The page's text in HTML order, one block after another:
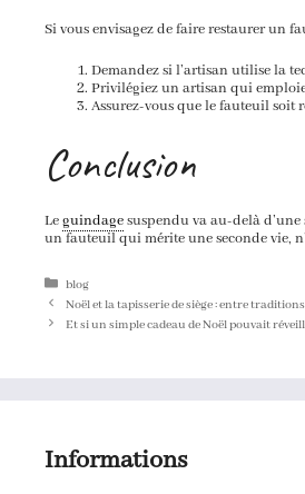
Si vous envisagez de faire restaurer un
Demandez si l’artisan utilise la
Privilégiez un artisan qui
Assurez-vous que le fauteuil soit
Conclusion
Leguindagesuspendu va au-delà
un fauteuil qui mérite une seconde vie,
Catégories
blog
Noël et la tapisserie de siège : entre
Et si un simple cadeau de Noël pouvait
Informations